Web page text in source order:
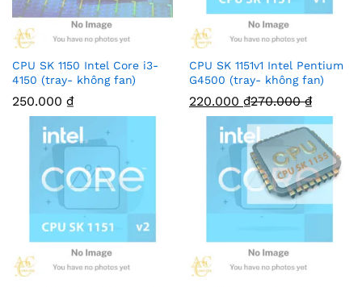
CPU SK 1150 Intel Core i3-
4150 (tray- không fan)
250.000 ₫
CPU SK 1151v1 Intel Pentium
G4500 (tray- không fan)
220.000 ₫270.000₫